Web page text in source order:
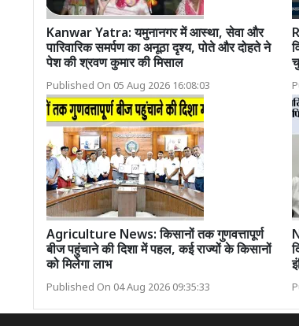
Kanwar Yatra: यमुनानगर में आस्था, सेवा और
पारिवारिक समर्पण का अनूठा दृश्य, पोते और दोहते ने
पेश की श्रवण कुमार की मिसाल
Published On 05 Aug 2026 16:08:03
Agriculture News: किसानों तक गुणवत्तापूर्ण
बीज पहुंचाने की दिशा में पहल, कई राज्यों के किसानों
को मिलेगा लाभ
Published On 04 Aug 2026 09:35:33